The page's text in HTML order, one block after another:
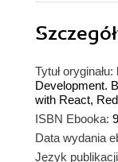
Tytuł oryginału:
Development.
with React,
ISBN Ebooka:
Data wydania
Język